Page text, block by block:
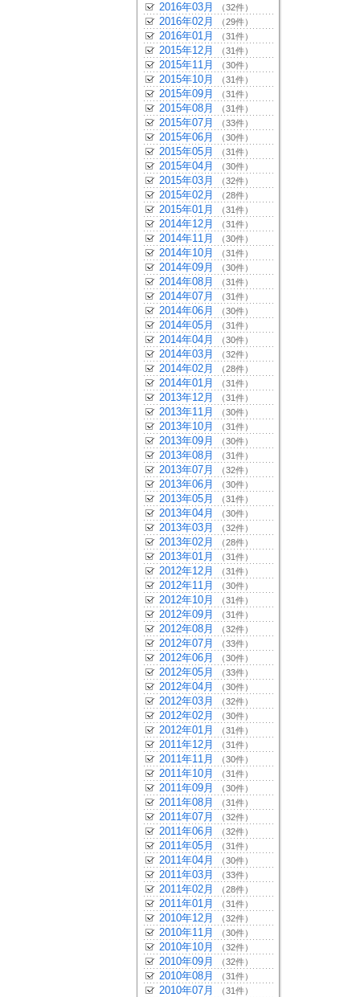
2016年03月 （32件）
2016年02月 （29件）
2016年01月 （31件）
2015年12月 （31件）
2015年11月 （30件）
2015年10月 （31件）
2015年09月 （31件）
2015年08月 （31件）
2015年07月 （33件）
2015年06月 （30件）
2015年05月 （31件）
2015年04月 （30件）
2015年03月 （32件）
2015年02月 （28件）
2015年01月 （31件）
2014年12月 （31件）
2014年11月 （30件）
2014年10月 （31件）
2014年09月 （30件）
2014年08月 （31件）
2014年07月 （31件）
2014年06月 （30件）
2014年05月 （31件）
2014年04月 （30件）
2014年03月 （32件）
2014年02月 （28件）
2014年01月 （31件）
2013年12月 （31件）
2013年11月 （30件）
2013年10月 （31件）
2013年09月 （30件）
2013年08月 （31件）
2013年07月 （32件）
2013年06月 （30件）
2013年05月 （31件）
2013年04月 （30件）
2013年03月 （32件）
2013年02月 （28件）
2013年01月 （31件）
2012年12月 （31件）
2012年11月 （30件）
2012年10月 （31件）
2012年09月 （31件）
2012年08月 （32件）
2012年07月 （33件）
2012年06月 （30件）
2012年05月 （33件）
2012年04月 （30件）
2012年03月 （32件）
2012年02月 （30件）
2012年01月 （31件）
2011年12月 （31件）
2011年11月 （30件）
2011年10月 （31件）
2011年09月 （30件）
2011年08月 （31件）
2011年07月 （32件）
2011年06月 （32件）
2011年05月 （31件）
2011年04月 （30件）
2011年03月 （33件）
2011年02月 （28件）
2011年01月 （31件）
2010年12月 （32件）
2010年11月 （30件）
2010年10月 （32件）
2010年09月 （32件）
2010年08月 （31件）
2010年07月 （31件）